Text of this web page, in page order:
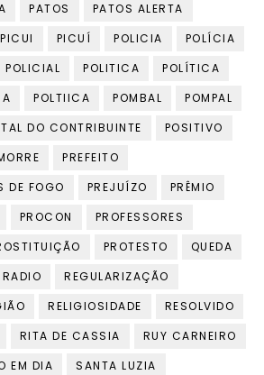
PATOS
PATOS ALERTA
PICUI PICUÍ POLICIA
POLÍCIA
POLICIAL POLITICA
POLÍTICA
POLTIICA POMBAL
POMPAL
DO CONTRIBUINTE
POSITIVO
PREFEITO
DE FOGO
PREJUÍZO
PRÊMIO
PROCON
PROFESSORES
PROTESTO
QUEDA
RADIO
REGULARIZAÇÃO
RELIGIOSIDADE
RESOLVIDO
RITA DE CASSIA
RUY CARNEIRO
EM DIA
SANTA LUZIA